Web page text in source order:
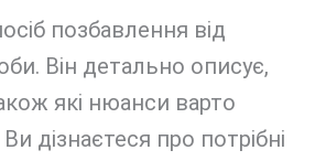
позбавлення від
Він детально описує,
які нюанси варто
дізнаєтеся про потрібні